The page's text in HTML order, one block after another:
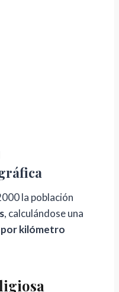
la población
, calculándose una
kilómetro